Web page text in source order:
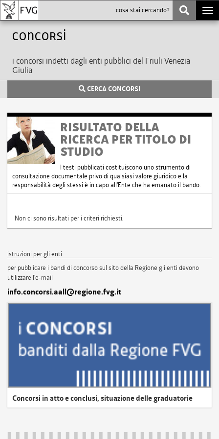
Concorsi
i concorsi indetti dagli enti pubblici del Friuli Venezia
Giulia
CERCA CONCORSI
RISULTATO DELLA
RICERCA PER TITOLO DI
STUDIO
I testi pubblicati costituiscono uno strumento di
consultazione documentale privo di qualsiasi valore giuridico e la
responsabilità degli stessi è in capo all'Ente che ha emanato il bando.
Non ci sono risultati per i criteri richiesti.
istruzioni per gli enti
per pubblicare i bandi di concorso sul sito della Regione gli enti devono
utilizzare l'e-mail
info.concorsi.aall@regione.fvg.it
Concorsi in atto e conclusi, situazione delle graduatorie